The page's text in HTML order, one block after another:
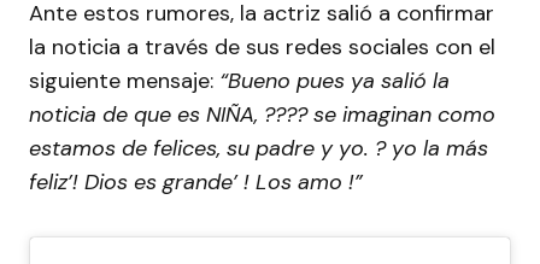
Ante estos rumores, la actriz salió a confirmar
la noticia a través de sus redes sociales con el
siguiente mensaje: “Bueno pues ya salió la
noticia de que es NIÑA, ???? se imaginan como
estamos de felices, su padre y yo. ? yo la más
feliz’! Dios es grande’ ! Los amo !”